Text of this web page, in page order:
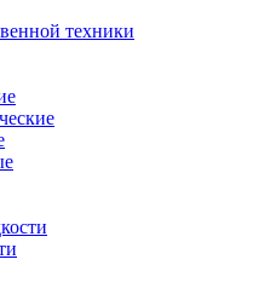
техники